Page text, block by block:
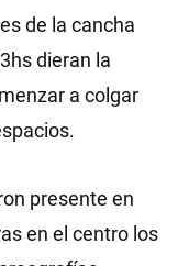
de la cancha
dieran la
a colgar
presente en
en el centro los